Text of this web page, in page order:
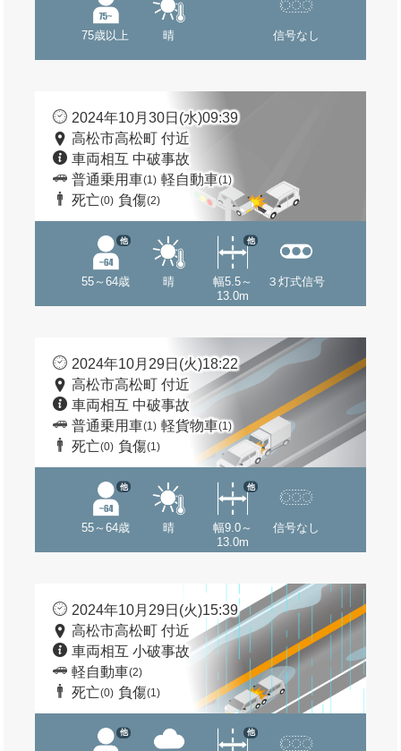
75歳以上 晴 信号なし
2024年10月30日(水)09:39
高松市高松町 付近
車両相互 中破事故
普通乗用車(1) 軽自動車(1)
死亡(0) 負傷(2)
55～64歳
他
晴
幅5.5～
13.0m
他
３灯式信号
2024年10月29日(火)18:22
高松市高松町 付近
車両相互 中破事故
普通乗用車(1) 軽貨物車(1)
死亡(0) 負傷(1)
55～64歳
他
晴
幅9.0～
13.0m
他
信号なし
2024年10月29日(火)15:39
高松市高松町 付近
車両相互 小破事故
軽自動車(2)
死亡(0) 負傷(1)
他 他